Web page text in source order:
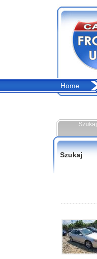
Home
Szukaj
Szukaj